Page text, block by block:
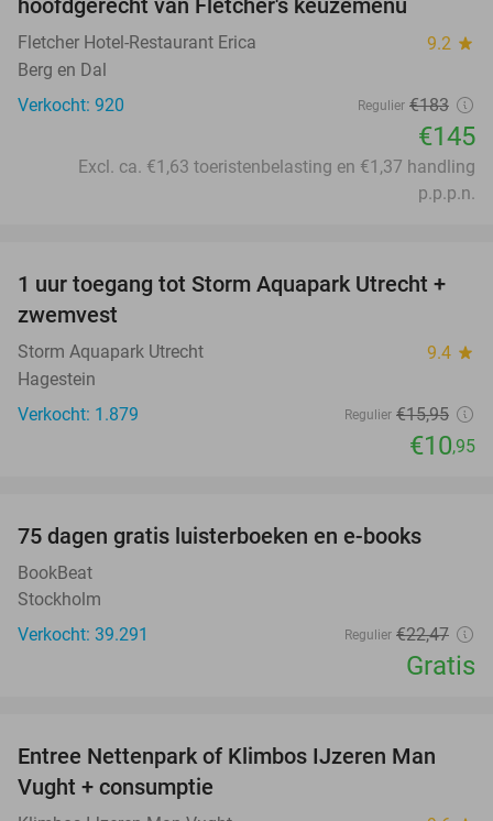
hoofdgerecht van Fletcher's keuzemenu
Fletcher Hotel-Restaurant Erica 9.2 star
Berg en Dal
Verkocht: 920
Regulier €183
€145
Excl. ca. €1,63 toeristenbelasting en €1,37 handling
p.p.p.n.
31%
1 uur toegang tot Storm Aquapark Utrecht +
zwemvest
Storm Aquapark Utrecht 9.4 star
Hagestein
Verkocht: 1.879
Regulier €15,95
€10,95
75 dagen gratis luisterboeken en e-books
BookBeat
Stockholm
Verkocht: 39.291
Regulier €22,47
Gratis
29%
Entree Nettenpark of Klimbos IJzeren Man
Vught + consumptie